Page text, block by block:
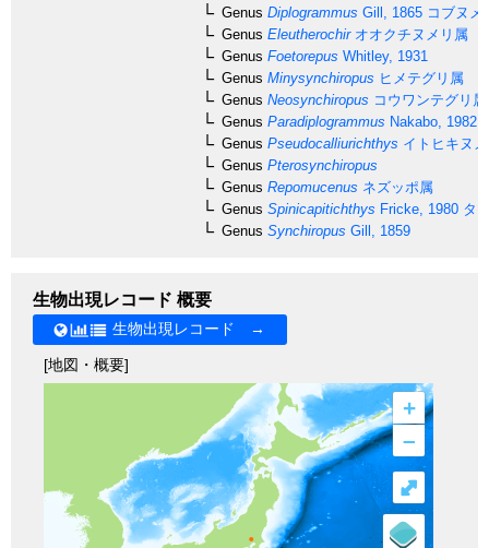
Genus Diplogrammus Gill, 1865 コブヌメ
Genus Eleutherochirオオクチヌメリ属
Genus Foetorepus Whitley, 1931
Genus Minysynchiropus ヒメテグリ属
Genus Neosynchiropus コウワンテグリ属
Genus Paradiplogrammus Nakabo, 1982
Genus Pseudocalliurichthys イトヒキヌ
Genus Pterosynchiropus
Genus Repomucenus ネズッポ属
Genus Spinicapitichthys Fricke, 1980 タ
Genus Synchiropus Gill, 1859
生物出現レコード 概要
生物出現レコード →
[地図・概要]
+
–
⤢